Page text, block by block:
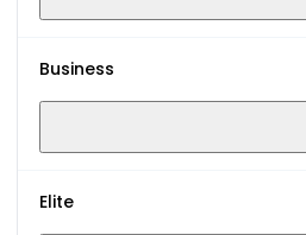
Business
Elite